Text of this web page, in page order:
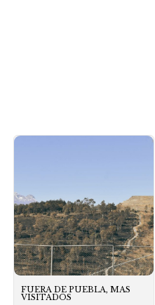
FUERA DE PUEBLA, MAS
VISITADOS